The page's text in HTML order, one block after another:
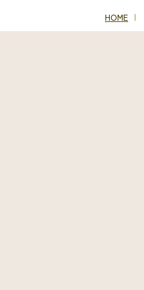
HOME